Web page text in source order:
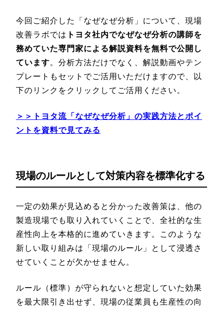
今回ご紹介した「なぜなぜ分析」について、現場
改善ラボでは トヨタ社内でなぜなぜ分析の講師を
務めていた専門家による解説資料を無料で公開し
ています。分析方法だけでなく、解説動画やテン
プレートもセットでご活用いただけますので、以
下のリンクをクリックしてご活用ください。
＞＞トヨタ流「なぜなぜ分析」の実践方法とポイ
ントを資料で見てみる
現場のルールとして対策内容を標準化する
一定の効果が見込めると分かった改善策は、他の
製造現場でも取り入れていくことで、全社的な生
産性向上を本格的に進めていきます。このような
新しい取り組みは「現場のルール」として浸透さ
せていくことが欠かせません。
ルール（標準）が守られないと想定していた効果
を最大限引き出せず、現場の従業員も生産性の向